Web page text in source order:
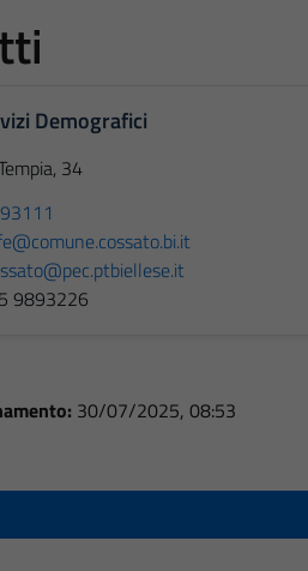
Demografici
34
9893226
30/07/2025, 08:53